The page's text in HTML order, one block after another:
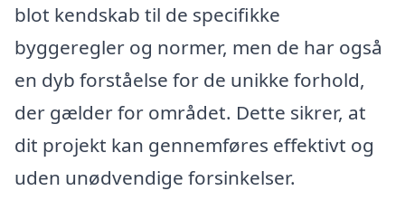
blot kendskab til de specifikke
byggeregler og normer, men de har også
en dyb forståelse for de unikke forhold,
der gælder for området. Dette sikrer, at
dit projekt kan gennemføres effektivt og
uden unødvendige forsinkelser.